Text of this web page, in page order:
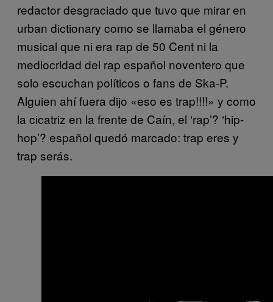
redactor desgraciado que tuvo que mirar en
urban dictionary como se llamaba el género
musical que ni era rap de 50 Cent ni la
mediocridad del rap español noventero que
solo escuchan políticos o fans de Ska-P.
Alguien ahí fuera dijo «eso es trap!!!!» y como
la cicatriz en la frente de Caín, el ‘rap’? ‘hip-
hop’? español quedó marcado: trap eres y
trap serás.